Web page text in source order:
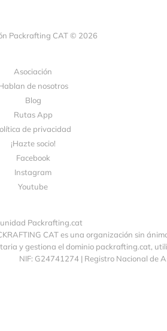
Packrafting CAT © 2026
Asociación
de nosotros
Blog
Rutas App
de privacidad
¡Hazte socio!
Facebook
Instagram
Youtube
Packrafting.cat
CAT es una organización sin
y gestiona el dominio packrafting.cat,
NIF: G24741274 | Registro Nacional de